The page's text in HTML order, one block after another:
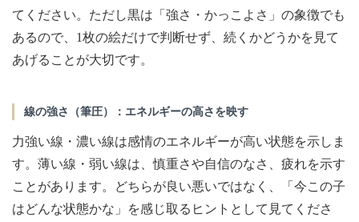
てください。ただし黒は「強さ・かっこよさ」の象徴でも
あるので、1枚の絵だけで判断せず、続くかどうかを見て
あげることが大切です。
線の強さ（筆圧）：エネルギーの高さを映す
力強い線・濃い線は感情のエネルギーが高い状態を示しま
す。薄い線・弱い線は、慎重さや自信のなさ、疲れを示す
ことがあります。どちらが良い悪いではなく、「今この子
はどんな状態かな」を感じ取るヒントとして見てくださ